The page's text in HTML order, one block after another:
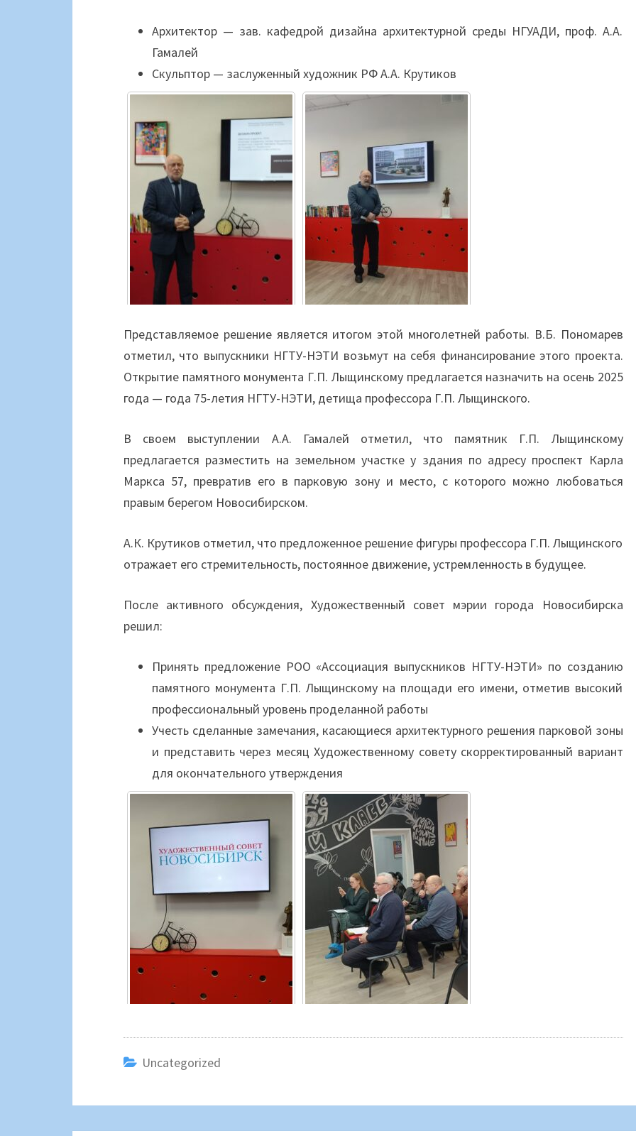
Архитектор — зав. кафедрой дизайна архитектурной среды НГУАДИ, проф. А.А.
Гамалей
Скульптор — заслуженный художник РФ А.А. Крутиков
Представляемое решение является итогом этой многолетней работы. В.Б. Пономарев
отметил, что выпускники НГТУ-НЭТИ возьмут на себя финансирование этого проекта.
Открытие памятного монумента Г.П. Лыщинскому предлагается назначить на осень 2025
года — года 75-летия НГТУ-НЭТИ, детища профессора Г.П. Лыщинского.
В своем выступлении А.А. Гамалей отметил, что памятник Г.П. Лыщинскому
предлагается разместить на земельном участке у здания по адресу проспект Карла
Маркса 57, превратив его в парковую зону и место, с которого можно любоваться
правым берегом Новосибирском.
А.К. Крутиков отметил, что предложенное решение фигуры профессора Г.П. Лыщинского
отражает его стремительность, постоянное движение, устремленность в будущее.
После активного обсуждения, Художественный совет мэрии города Новосибирска
решил:
Принять предложение РОО «Ассоциация выпускников НГТУ-НЭТИ» по созданию
памятного монумента Г.П. Лыщинскому на площади его имени, отметив высокий
профессиональный уровень проделанной работы
Учесть сделанные замечания, касающиеся архитектурного решения парковой зоны
и представить через месяц Художественному совету скорректированный вариант
для окончательного утверждения
Uncategorized